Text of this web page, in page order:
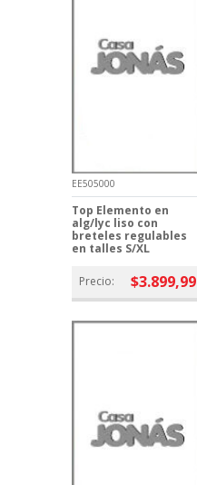
EE505000
Top Elemento en
alg/lyc liso con
breteles regulables
en talles S/XL
Precio: $3.899,99